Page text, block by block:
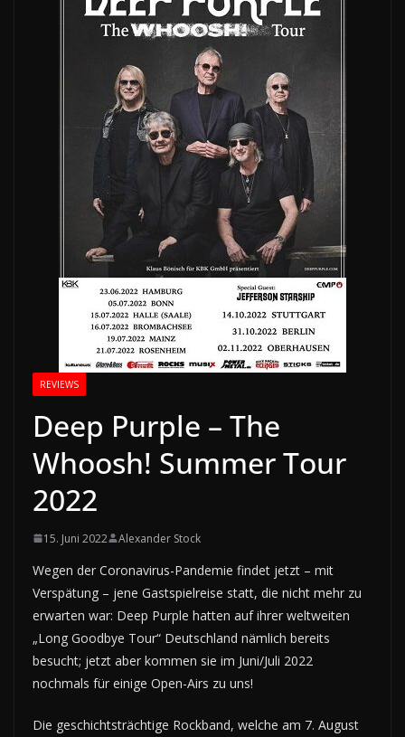
REVIEWS
Deep Purple – The
Whoosh! Summer Tour
2022
15. Juni 2022 Alexander Stock
Wegen der Coronavirus-Pandemie findet jetzt – mit
Verspätung – jene Gastspielreise statt, die nicht mehr zu
erwarten war: Deep Purple hatten auf ihrer weltweiten
„Long Goodbye Tour“ Deutschland nämlich bereits
besucht; jetzt aber kommen sie im Juni/Juli 2022
nochmals für einige Open-Airs zu uns!
Die geschichtsträchtige Rockband, welche am 7. August